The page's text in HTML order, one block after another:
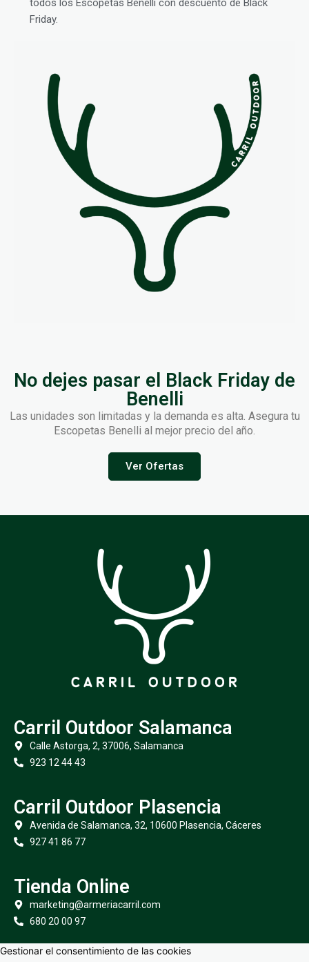
Friday.
No dejes pasar el Black Friday de
Benelli
Las unidades son limitadas y la demanda es alta. Asegura tu
Escopetas Benelli al mejor precio del año.
Ver Ofertas
Carril Outdoor Salamanca
Calle Astorga, 2, 37006, Salamanca
923 12 44 43
Carril Outdoor Plasencia
Avenida de Salamanca, 32, 10600 Plasencia, Cáceres
927 41 86 77
Tienda Online
marketing@armeriacarril.com
680 20 00 97
Gestionar el consentimiento de las cookies